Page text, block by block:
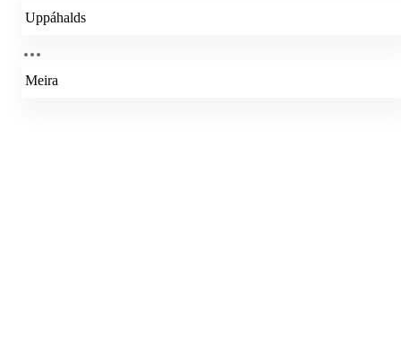
Uppáhalds
Meira